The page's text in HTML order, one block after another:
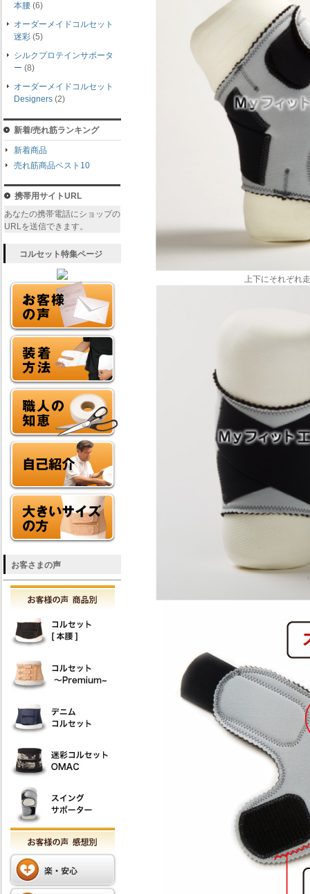
上下にそれぞれ
本腰 (6)
オーダーメイドコルセット
迷彩 (5)
シルクプロテインサポータ
ー (8)
オーダーメイドコルセット
Designers (2)
新着/売れ筋ランキング
新着商品
売れ筋商品ベスト10
携帯用サイトURL
あなたの携帯電話にショップの
URLを送信できます。
コルセット特集ページ
お客さまの声